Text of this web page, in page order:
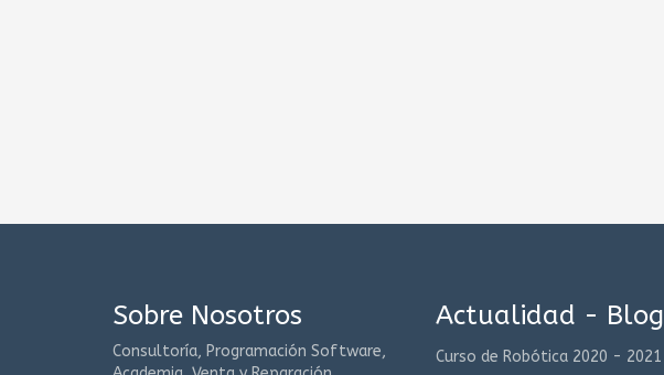
Sobre Nosotros
Consultoría, Programación Software,
Actualidad - Blog
Curso de Robótica 2020 - 2021